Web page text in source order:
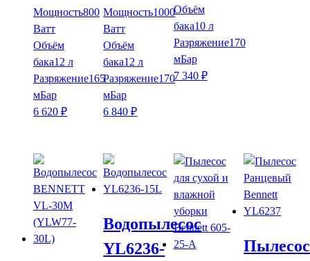
Мощность800
Ватт
Объём
бака12 л
Разряжение165
мБар
6 620 ₽
Мощность1000
Ватт
Объём
бака12 л
Разряжение170
мБар
6 840₽
Объём
бака10 л
Разряжение170
мБар
7 340 ₽
Водопылесос
YL6236-
Пылесос